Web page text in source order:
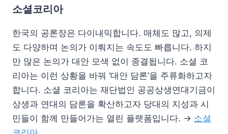
소셜코리아
한국의 공론장은 다이내믹합니다. 매체도 많고, 의제
도 다양하며 논의가 이뤄지는 속도도 빠릅니다. 하지
만 많은 논의가 대안 모색 없이 종결됩니다. 소셜 코
리아는 이런 상황을 바꿔 ‘대안 담론’을 주류화하고자
합니다. 소셜 코리아는 재단법인 공공상생연대기금이
상생과 연대의 담론을 확산하고자 당대의 지성과 시
민들이 함께 만들어가는 열린 플랫폼입니다. → 소셜